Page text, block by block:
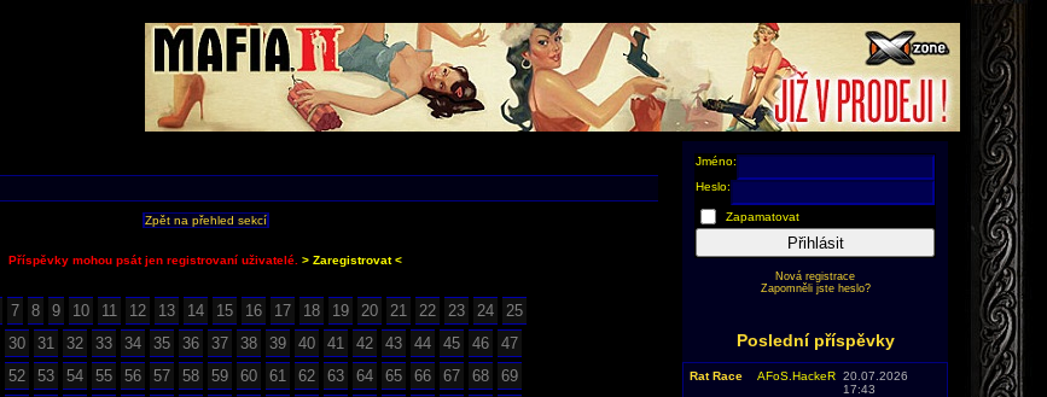
Zpět na přehled sekcí
Příspěvky mohou psát jen registrovaní uživatelé. > Zaregistrovat <
7 8 9 10 11 12 13 14 15 16 17 18 19 20 21 22 23 24
25
30 31 32 33 34 35 36 37 38 39 40 41 42 43 44 45 46
47
52 53 54 55 56 57 58 59 60 61 62 63 64 65 66 67 68
69
Jméno:
Heslo:
Zapamatovat
Přihlásit
Nová registrace
Zapomněli jste heslo?
Poslední příspěvky
Rat Race AFoS.HackeR 20.07.2026
17:43